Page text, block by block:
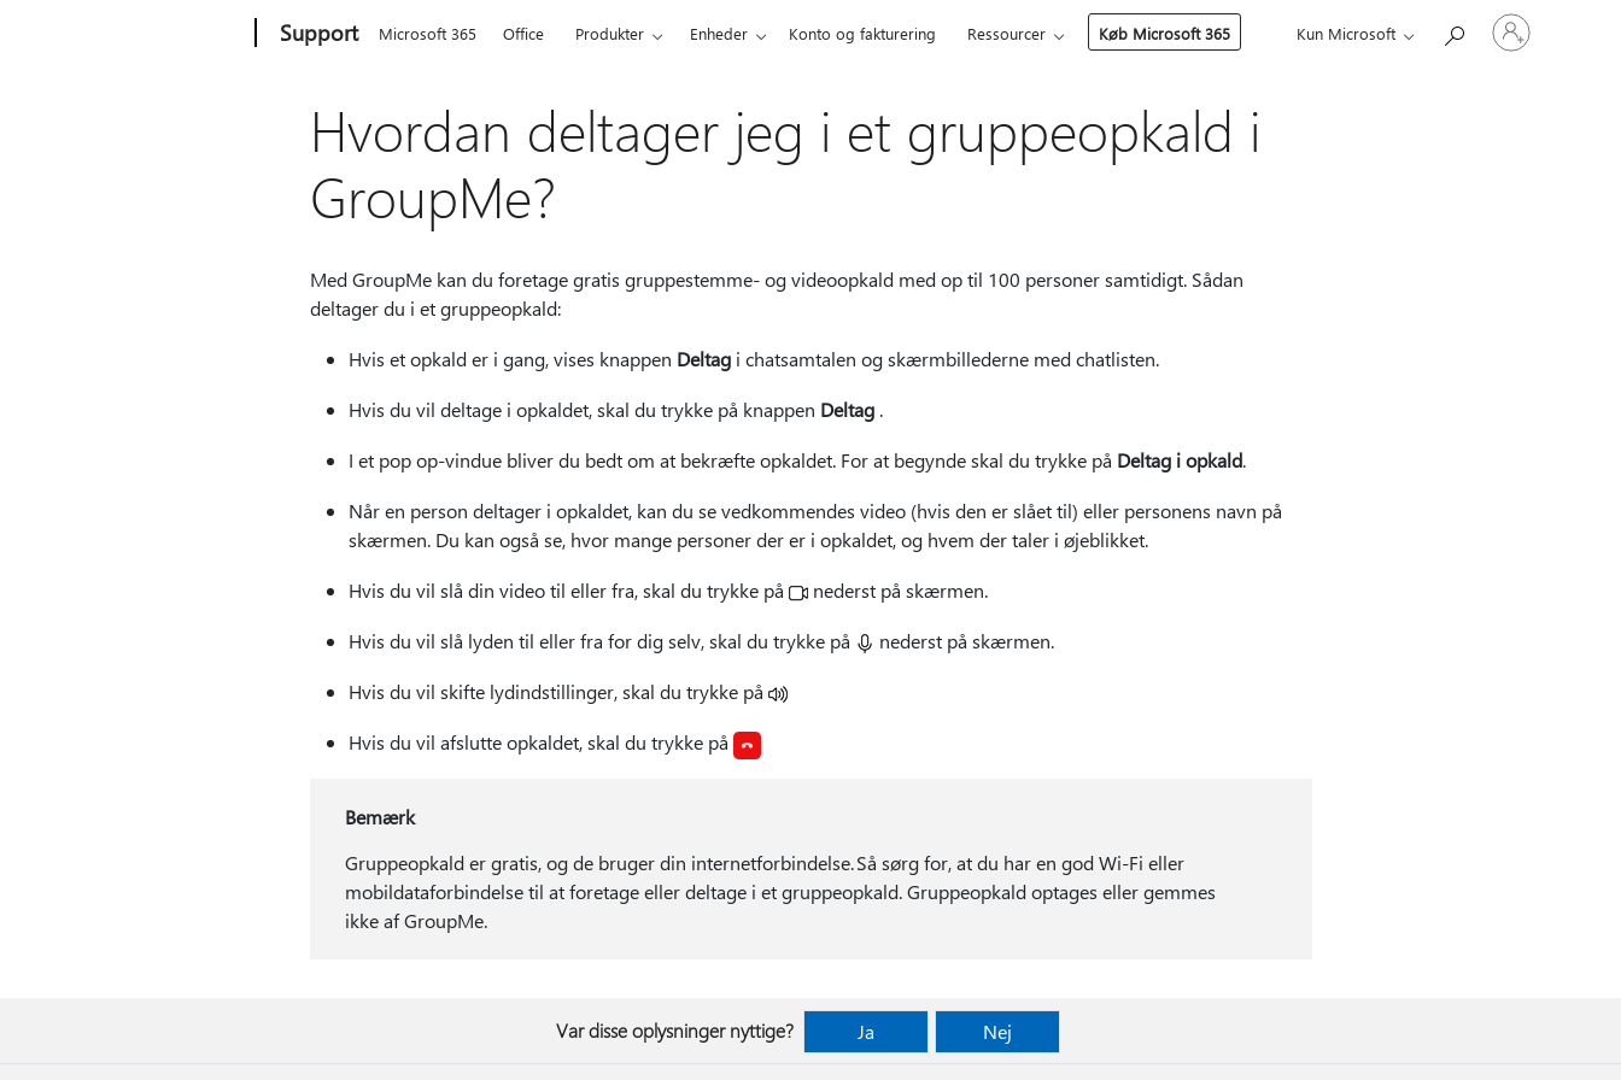
Support Microsoft 365 Office Produkter Enheder Konto og fakturering Ressourcer Køb Microsoft 365 Kun Microsoft
Log
på
din
Hvordan deltager jeg i et gruppeopkald i
GroupMe?
Med GroupMe kan du foretage gratis gruppestemme- og videoopkald med op til 100 personer samtidigt. Sådan
deltager du i et gruppeopkald:
Hvis et opkald er i gang, vises knappen Deltagi chatsamtalen og skærmbillederne med chatlisten.
Hvis du vil deltage i opkaldet, skal du trykke på knappen Deltag.
I et pop op-vindue bliver du bedt om at bekræfte opkaldet. For at begynde skal du trykke på Deltag i opkald.
Når en person deltager i opkaldet, kan du se vedkommendes video (hvis den er slået til) eller personens navn på
skærmen. Du kan også se, hvor mange personer der er i opkaldet, og hvem der taler i øjeblikket.
Hvis du vil slå din video til eller fra, skal du trykke på
nederst på skærmen.
Hvis du vil slå lyden til eller fra for dig selv, skal du trykke på
nederst på skærmen.
Hvis du vil skifte lydindstillinger, skal du trykke på
Hvis du vil afslutte opkaldet, skal du trykke på
Bemærk
Gruppeopkald er gratis, og de bruger din internetforbindelse. Så sørg for, at du har en god Wi-Fi eller
mobildataforbindelse til at foretage eller deltage i et gruppeopkald. Gruppeopkald optages eller gemmes
ikke af GroupMe.
Var disse oplysninger nyttige? Ja Nej